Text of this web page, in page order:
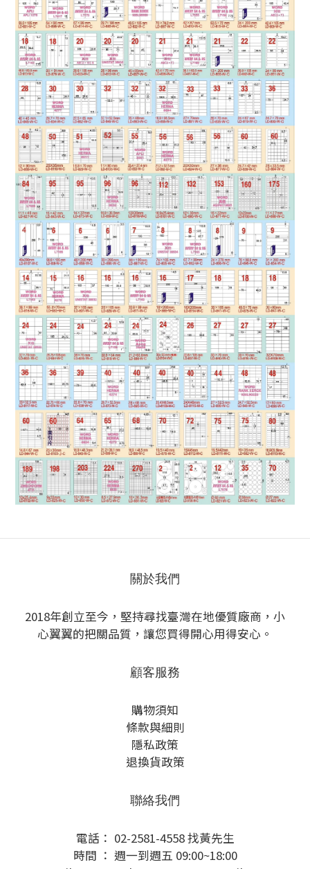
關於我們
2018年創立至今，堅持尋找臺灣在地優質廠商，小
心翼翼的把關品質，讓您買得開心用得安心。
顧客服務
購物須知
條款與細則
隱私政策
退換貨政策
聯絡我們
電話： 02-2581-4558 找黃先生
時間 ： 週一到週五 09:00~18:00